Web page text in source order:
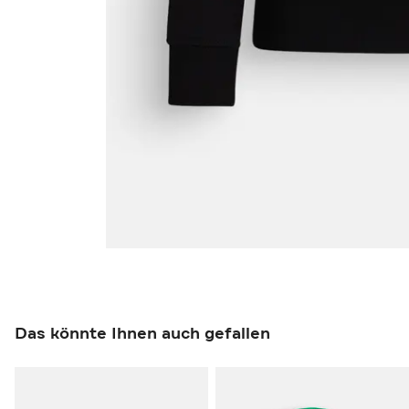
Das könnte Ihnen auch gefallen